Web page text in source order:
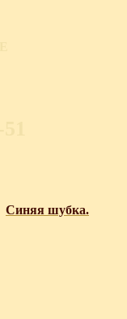
Синяя шубка.